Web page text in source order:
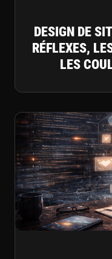
DESIGN DE
RÉFLEXES,
LES